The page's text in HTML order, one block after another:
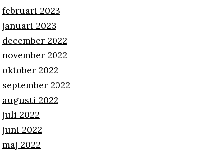
februari 2023
januari 2023
december 2022
november 2022
oktober 2022
september 2022
augusti 2022
juli 2022
juni 2022
maj 2022